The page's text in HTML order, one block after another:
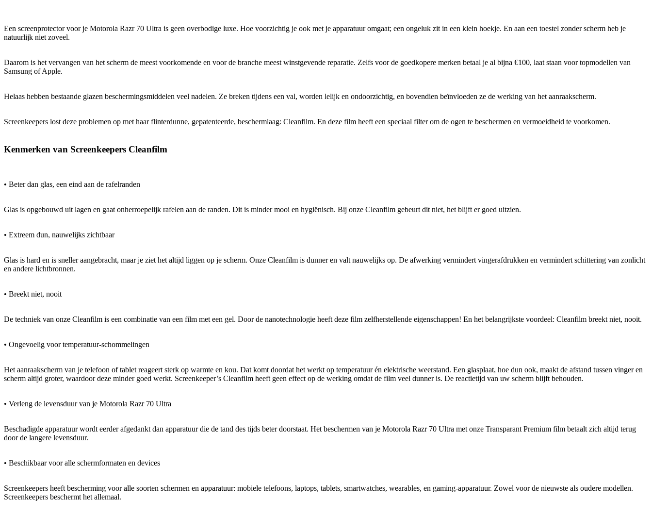
Een screenprotector voor je Motorola Razr 70 Ultra is geen overbodige luxe. Hoe voorzichtig je ook met je apparatuur omgaat; een ongeluk zit in een klein hoekje. En aan een toestel zonder scherm heb je
natuurlijk niet zoveel.
Daarom is het vervangen van het scherm de meest voorkomende en voor de branche meest winstgevende reparatie. Zelfs voor de goedkopere merken betaal je al bijna €100, laat staan voor topmodellen van
Samsung of Apple.
Helaas hebben bestaande glazen beschermingsmiddelen veel nadelen. Ze breken tijdens een val, worden lelijk en ondoorzichtig, en bovendien beïnvloeden ze de werking van het aanraakscherm.
Screenkeepers lost deze problemen op met haar flinterdunne, gepatenteerde, beschermlaag: Cleanfilm. En deze film heeft een speciaal filter om de ogen te beschermen en vermoeidheid te voorkomen.
Kenmerken van Screenkeepers Cleanfilm
• Beter dan glas, een eind aan de rafelranden
Glas is opgebouwd uit lagen en gaat onherroepelijk rafelen aan de randen. Dit is minder mooi en hygiënisch. Bij onze Cleanfilm gebeurt dit niet, het blijft er goed uitzien.
• Extreem dun, nauwelijks zichtbaar
Glas is hard en is sneller aangebracht, maar je ziet het altijd liggen op je scherm. Onze Cleanfilm is dunner en valt nauwelijks op. De afwerking vermindert vingerafdrukken en vermindert schittering van zonlicht
en andere lichtbronnen.
• Breekt niet, nooit
De techniek van onze Cleanfilm is een combinatie van een film met een gel. Door de nanotechnologie heeft deze film zelfherstellende eigenschappen! En het belangrijkste voordeel: Cleanfilm breekt niet, nooit.
• Ongevoelig voor temperatuur-schommelingen
Het aanraakscherm van je telefoon of tablet reageert sterk op warmte en kou. Dat komt doordat het werkt op temperatuur én elektrische weerstand. Een glasplaat, hoe dun ook, maakt de afstand tussen vinger en
scherm altijd groter, waardoor deze minder goed werkt. Screenkeeper’s Cleanfilm heeft geen effect op de werking omdat de film veel dunner is. De reactietijd van uw scherm blijft behouden.
• Verleng de levensduur van je Motorola Razr 70 Ultra
Beschadigde apparatuur wordt eerder afgedankt dan apparatuur die de tand des tijds beter doorstaat. Het beschermen van je Motorola Razr 70 Ultra met onze Transparant Premium film betaalt zich altijd terug
door de langere levensduur.
• Beschikbaar voor alle schermformaten en devices
Screenkeepers heeft bescherming voor alle soorten schermen en apparatuur: mobiele telefoons, laptops, tablets, smartwatches, wearables, en gaming-apparatuur. Zowel voor de nieuwste als oudere modellen.
Screenkeepers beschermt het allemaal.